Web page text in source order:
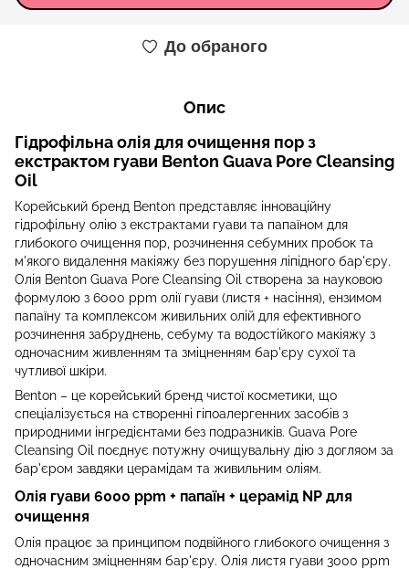
До обраного
Опис
Гідрофільна олія для очищення пор з
екстрактом гуави Benton Guava Pore Cleansing
Oil
Корейський бренд Benton представляє інноваційну
гідрофільну олію з екстрактами гуави та папаїном для
глибокого очищення пор, розчинення себумних пробок та
м'якого видалення макіяжу без порушення ліпідного бар'єру.
Олія Benton Guava Pore Cleansing Oil створена за науковою
формулою з 6000 ppm олії гуави (листя + насіння), ензимом
папаїну та комплексом живильних олій для ефективного
розчинення забруднень, себуму та водостійкого макіяжу з
одночасним живленням та зміцненням бар'єру сухої та
чутливої шкіри.
Benton – це корейський бренд чистої косметики, що
спеціалізується на створенні гіпоалергенних засобів з
природними інгредієнтами без подразників. Guava Pore
Cleansing Oil поєднує потужну очищувальну дію з догляом за
бар'єром завдяки церамідам та живильним оліям.
Олія гуави 6000 ppm + папаїн + церамід NP для
очищення
Олія працює за принципом подвійного глибокого очищення з
одночасним зміцненням бар'єру. Олія листя гуави 3000 ppm